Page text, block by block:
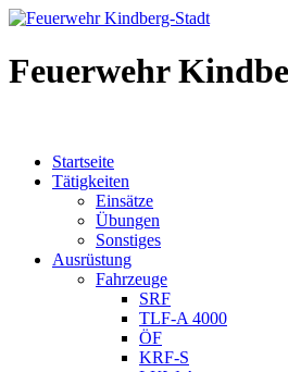
Feuerwehr
Startseite
Tätigkeiten
Einsätze
Übungen
Sonstiges
Ausrüstung
Fahrzeuge
SRF
TLF-A 4000
ÖF
KRF-S